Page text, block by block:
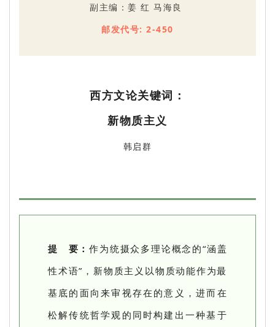
副主编：姜 红 马海良
邮发代号: 2-450
西方文论关键词：
新物质主义
韩启群
提 要：作为统摄众多理论概念的“涵盖
性术语”，新物质主义以物质动能作为最
基底的面向来审视存在的意义，进而在
松解传统哲学观的同时构建出一种基于